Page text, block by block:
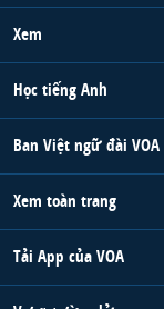
Xem
Học tiếng Anh
Ban Việt ngữ đài VOA
Xem toàn trang
Tải App của VOA